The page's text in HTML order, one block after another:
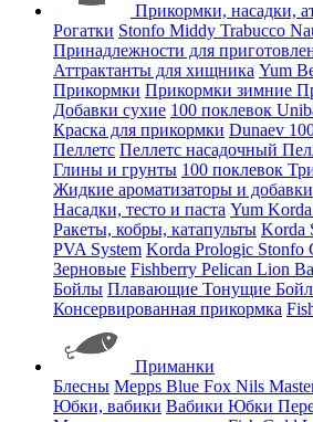
Прикормки, насадки,
Рогатки Stonfo Middy Trabucco
Принадлежности для
Аттрактанты для хищника Yum
Прикормки Прикормки зимние
Добавки сухие 100 поклевок
Краска для прикормки Dunaev
Пеллетс Пеллетс насадочный
Глины и грунты 100 поклевок
Жидкие ароматизаторы и добавки
Насадки, тесто и паста Yum Korda
Ракеты, кобры, катапульты Korda
PVA System Korda Prologic Stonfo
Зерновые Fishberry Pelican Lion
Бойлы Плавающие Тонущие
Консервированная прикормка
Приманки
Блесны Mepps Blue Fox Nils
Юбки, вабики Вабики Юбки